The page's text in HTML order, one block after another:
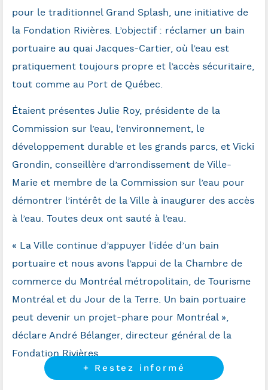
pour le traditionnel Grand Splash, une initiative de
la Fondation Rivières. L’objectif : réclamer un bain
portuaire au quai Jacques-Cartier, où l’eau est
pratiquement toujours propre et l’accès sécuritaire,
tout comme au Port de Québec.
Étaient présentes Julie Roy, présidente de la
Commission sur l’eau, l’environnement, le
développement durable et les grands parcs, et Vicki
Grondin, conseillère d’arrondissement de Ville-
Marie et membre de la Commission sur l’eau pour
démontrer l’intérêt de la Ville à inaugurer des accès
à l’eau. Toutes deux ont sauté à l’eau.
« La Ville continue d’appuyer l’idée d’un bain
portuaire et nous avons l’appui de la Chambre de
commerce du Montréal métropolitain, de Tourisme
Montréal et du Jour de la Terre. Un bain portuaire
peut devenir un projet-phare pour Montréal »,
déclare André Bélanger, directeur général de la
Fondation Rivières.
+ Restez informé